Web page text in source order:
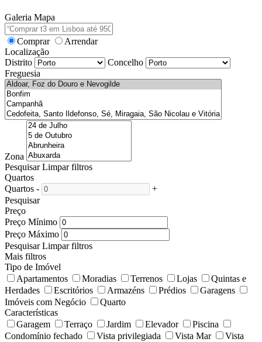
Galeria Mapa
Comprar
Arrendar
Localização
Distrito
Concelho
Freguesia
Zona
Pesquisar Limpar filtros
Quartos
Quartos -
+
Pesquisar
Preço
Preço Mínimo
Preço Máximo
Pesquisar Limpar filtros
Mais filtros
Tipo de Imóvel
Apartamentos
Moradias Terrenos Lojas
Quintas e
Herdades
Escritórios Armazéns Prédios
Garagens
Imóveis com Negócio
Quarto
Características
Garagem
Terraço Jardim Elevador
Piscina
Condomínio fechado
Vista privilegiada Vista Mar
Vista